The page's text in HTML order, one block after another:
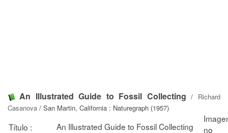
An Illustrated Guide to Fossil Collecting / Richard
Casanova / San Martin, California : Naturegraph (1957)
Título :
An Illustrated Guide to Fossil Collecting